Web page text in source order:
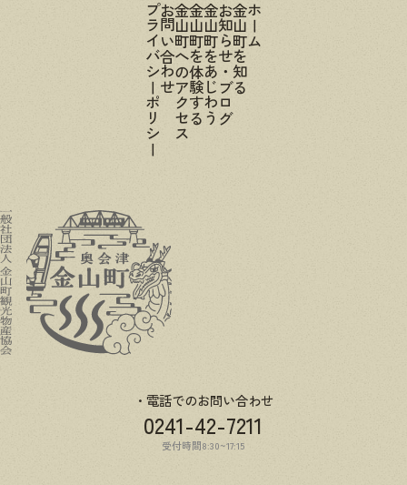
ホーム
金山町を知る
お知らせ・ブログ
金山町をあじわう
金山町を体験する
金山町へのアクセス
お問い合わせ
プライバシーポリシー
電話でのお問い合わせ
0241-42-7211
受付時間8:30~17:15